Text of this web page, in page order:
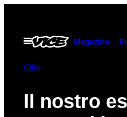
contenuto
Apri
Magazine
Cibo
Il nostro